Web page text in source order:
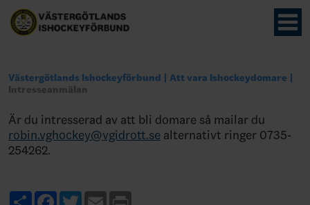
Västergötlands Ishockeyförbund
Att vara Ishockeydomare
Intresseanmälan
Är du intresserad av att bli domare så mailar du
robin.vghockey@vgidrott.se alternativt ringer 0735-
254262.
ShareFacebook
TwitterEmail